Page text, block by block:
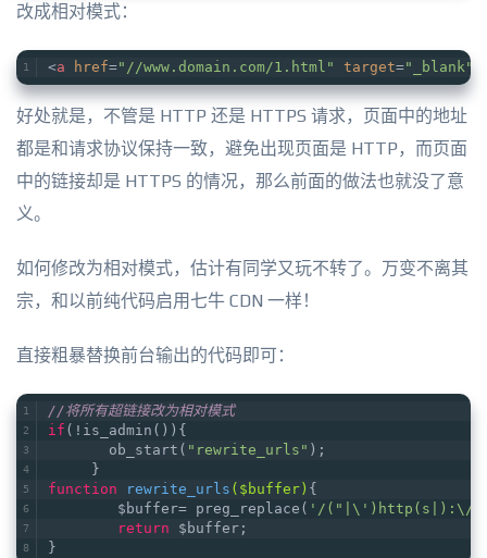
改成相对模式：
<a href="//www.domain.com/1.html" target="_blank"
好处就是，不管是 HTTP 还是 HTTPS 请求，页面中的地址
都是和请求协议保持一致，避免出现页面是 HTTP，而页面
中的链接却是 HTTPS 的情况，那么前面的做法也就没了意
义。
如何修改为相对模式，估计有同学又玩不转了。万变不离其
宗，和以前纯代码启用七牛 CDN 一样！
直接粗暴替换前台输出的代码即可：
//将所有超链接改为相对模式
if (!is_admin()){
       ob_start(
"rewrite_urls" );
     }
function
rewrite_urls ($buffer) {
	$buffer= preg_replace(
'/("|\')http(s|):\/
return $buffer;
}